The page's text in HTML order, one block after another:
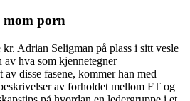
mom porn
Adrian Seligman på plass i sitt vesle
hva som kjennetegner
disse fasene, kommer han med
av forholdet mellom FT og